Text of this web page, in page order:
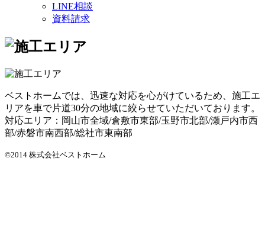
LINE相談
資料請求
ベストホームでは、迅速な対応を心がけているため、施工エ
リアを車で片道30分の地域に絞らせていただいております。
対応エリア：岡山市全域/倉敷市東部/玉野市北部/瀬戸内市西
部/赤磐市南西部/総社市東南部
©2014 株式会社ベストホーム